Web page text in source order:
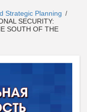
Strategic Planning /
SECURITY:
SOUTH OF THE